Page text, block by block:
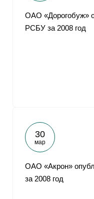
ОАО «Дорогобуж»
РСБУ за 2008 год
30
мар
ОАО «Акрон»
за 2008 год